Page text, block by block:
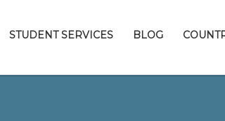
STUDENT SERVICES BLOG